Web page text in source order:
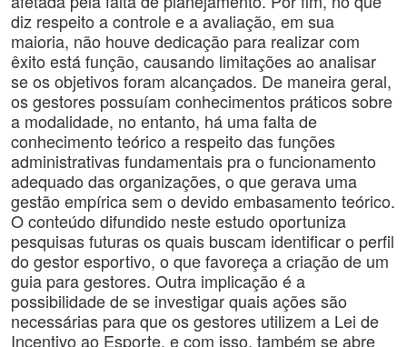
diz respeito a controle e a avaliação, em sua
maioria, não houve dedicação para realizar com
êxito está função, causando limitações ao analisar
se os objetivos foram alcançados. De maneira geral,
os gestores possuíam conhecimentos práticos sobre
a modalidade, no entanto, há uma falta de
conhecimento teórico a respeito das funções
administrativas fundamentais pra o funcionamento
adequado das organizações, o que gerava uma
gestão empírica sem o devido embasamento teórico.
O conteúdo difundido neste estudo oportuniza
pesquisas futuras os quais buscam identificar o perfil
do gestor esportivo, o que favoreça a criação de um
guia para gestores. Outra implicação é a
possibilidade de se investigar quais ações são
necessárias para que os gestores utilizem a Lei de
Incentivo ao Esporte, e com isso, também se abre